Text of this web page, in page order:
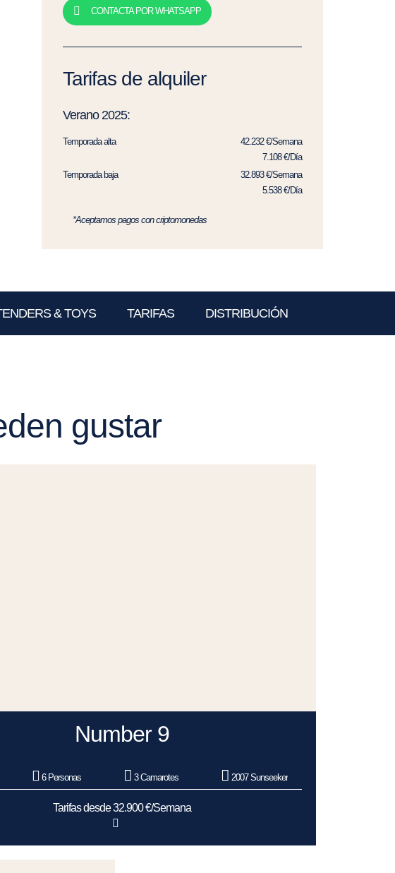
CONTACTA POR WHATSAPP
Tarifas de alquiler
Verano 2025:
Temporada alta
42.232 €/Semana
7.108 €/Día
Temporada baja
32.893 €/Semana
5.538 €/Día
*Aceptamos pagos con criptomonedas
& TOYS TARIFAS DISTRIBUCIÓN
gustar
Number 9
6 Personas 3 Camarotes 2007 Sunseeker
Tarifas desde 32.900 €/Semana